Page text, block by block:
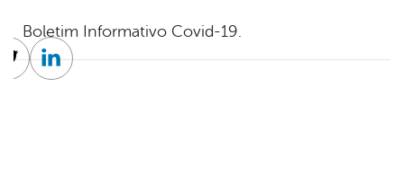
Boletim Informativo Covid-19.
TwitterLinkedin